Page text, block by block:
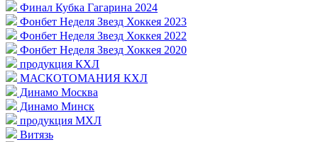
Финал Кубка Гагарина 2024
Фонбет Неделя Звезд Хоккея 2023
Фонбет Неделя Звезд Хоккея 2022
Фонбет Неделя Звезд Хоккея 2020
продукция КХЛ
МАСКОТОМАНИЯ КХЛ
Динамо Москва
Динамо Минск
продукция МХЛ
Витязь